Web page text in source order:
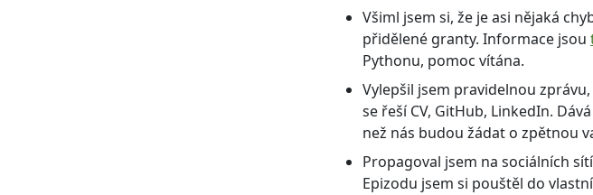
Všiml jsem si, že je asi nějaká
přidělené granty. Informace jsou
Pythonu, pomoc vítána.
Vylepšil jsem pravidelnou
se řeší CV, GitHub, LinkedIn.
než nás budou žádat o zpětnou
Propagoval jsem na sociálních
Epizodu jsem si pouštěl do